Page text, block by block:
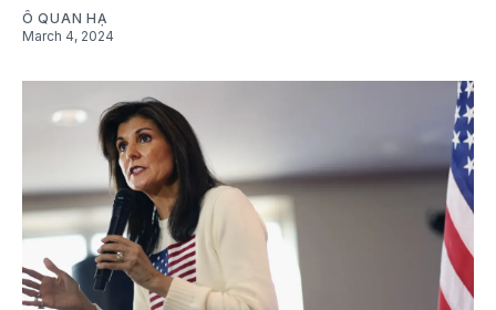
Ô QUAN HẠ
March 4, 2024